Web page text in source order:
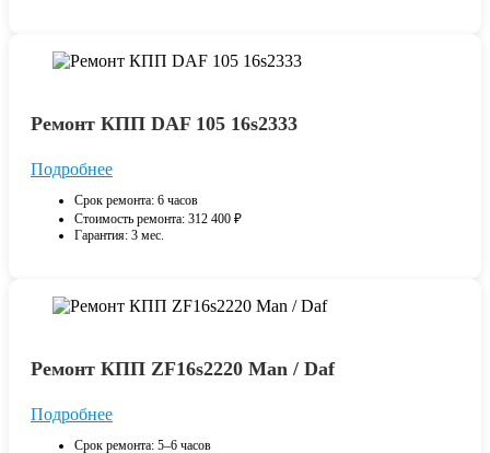
Ремонт КПП DAF 105 16s2333
Подробнее
Срок ремонта: 6 часов
Стоимость ремонта: 312 400 ₽
Гарантия: 3 мес.
Ремонт КПП ZF16s2220 Man / Daf
Подробнее
Срок ремонта: 5–6 часов